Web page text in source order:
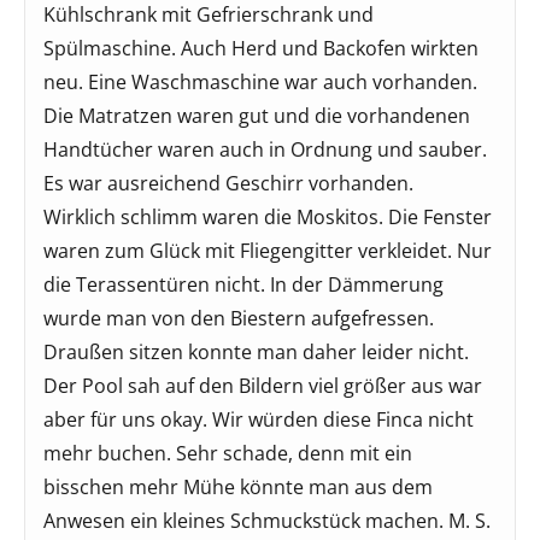
Kühlschrank mit Gefrierschrank und
Spülmaschine. Auch Herd und Backofen wirkten
neu. Eine Waschmaschine war auch vorhanden.
Die Matratzen waren gut und die vorhandenen
Handtücher waren auch in Ordnung und sauber.
Es war ausreichend Geschirr vorhanden.
Wirklich schlimm waren die Moskitos. Die Fenster
waren zum Glück mit Fliegengitter verkleidet. Nur
die Terassentüren nicht. In der Dämmerung
wurde man von den Biestern aufgefressen.
Draußen sitzen konnte man daher leider nicht.
Der Pool sah auf den Bildern viel größer aus war
aber für uns okay. Wir würden diese Finca nicht
mehr buchen. Sehr schade, denn mit ein
bisschen mehr Mühe könnte man aus dem
Anwesen ein kleines Schmuckstück machen. M. S.